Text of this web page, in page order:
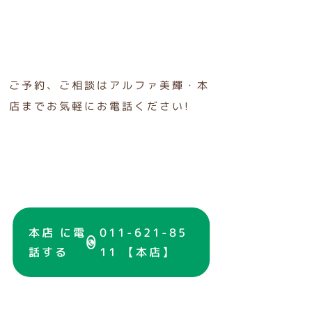
ご予約、ご相談はアルファ美輝・本
店までお気軽にお電話ください!
本店 に電
話する
011-621-85
11 【本店】